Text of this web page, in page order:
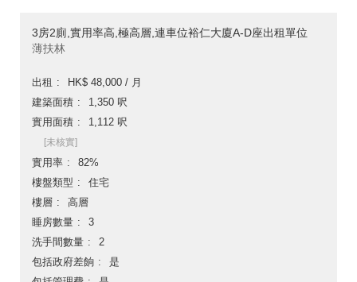
3房2廁,實用率高,極高層,連車位裕仁大廈A-D座出租單位
薄扶林
出租
HK$ 48,000 / 月
建築面積
1,350 呎
實用面積
1,112 呎
[未核實]
實用率
82%
樓盤類型
住宅
樓層
高層
睡房數量
3
洗手間數量
2
包括政府差餉
是